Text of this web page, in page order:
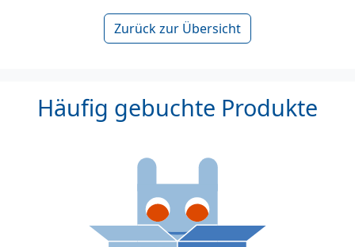
Zurück zur Übersicht
Häufig gebuchte Produkte